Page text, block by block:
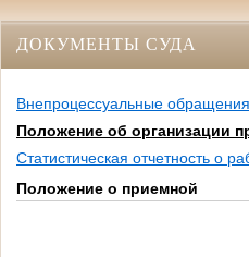
ДОКУМЕНТЫ СУДА
Внепроцессуальные обращения
Положение об организации
Статистическая отчетность о
Положение о приемной